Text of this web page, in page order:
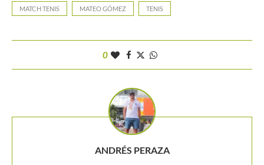
MATCH TENIS MATEO GÓMEZ TENIS
0
ANDRÉS PERAZA